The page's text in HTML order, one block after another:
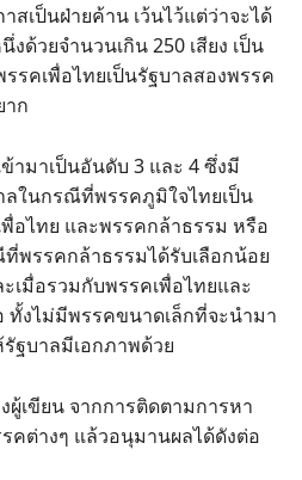
เป็นฝ่ายค้าน เว้นไว้แต่ว่าจะได้
ด้วยจำนวนเกิน 250 เสียง เป็น
รคเพื่อไทยเป็นรัฐบาลสองพรรค
าก
ามาเป็นอันดับ 3 และ 4 ซึ่งมี
ลในกรณีที่พรรคภูมิใจไทยเป็น
อไทย และพรรคกล้าธรรม หรือ
พรรคกล้าธรรมได้รับเลือกน้อย
เมื่อรวมกับพรรคเพื่อไทยและ
ทั้งไม่มีพรรคขนาดเล็กที่จะนำมา
ฐบาลมีเอกภาพด้วย
เขียน จากการติดตามการหา
คต่างๆ แล้วอนุมานผลได้ดังต่อ